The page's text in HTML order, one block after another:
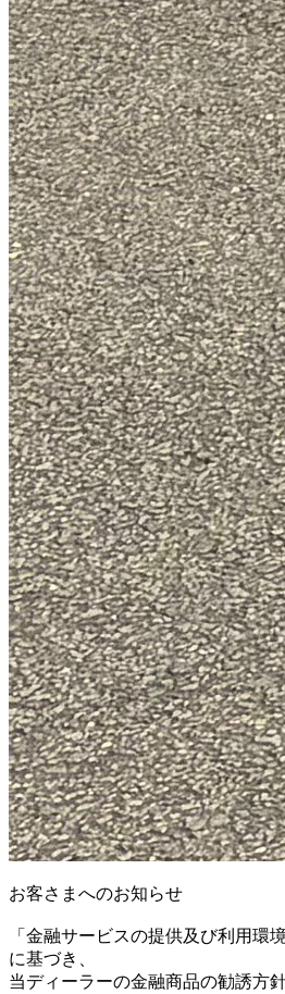
お客さまへのお知らせ
「金融サービスの提供及び利用環
に基づき、
当ディーラーの金融商品の勧誘方